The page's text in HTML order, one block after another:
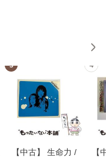
3
【中古】 生命力 /
4
【